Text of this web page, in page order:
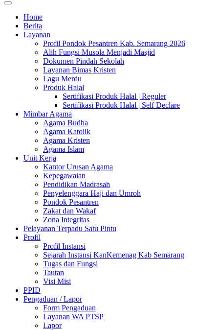
Home
Berita
Layanan
Profil Pondok Pesantren Kab. Semarang 2026
Alih Fungsi Musola Menjadi Masjid
Dokumen Pindah Sekolah
Layanan Bimas Kristen
Lagu Merdu
Produk Halal
Sertifikasi Produk Halal | Reguler
Sertifikasi Produk Halal | Self Declare
Mimbar Agama
Agama Budha
Agama Katolik
Agama Kristen
Agama Islam
Unit Kerja
Kantor Urusan Agama
Kepegawaian
Pendidikan Madrasah
Penyelenggara Haji dan Umroh
Pondok Pesantren
Zakat dan Wakaf
Zona Integritas
Pelayanan Terpadu Satu Pintu
Profil
Profil Instansi
Sejarah Instansi KanKemenag Kab Semarang
Tugas dan Fungsi
Tautan
Visi Misi
PPID
Pengaduan / Lapor
Form Pengaduan
Layanan WA PTSP
Lapor